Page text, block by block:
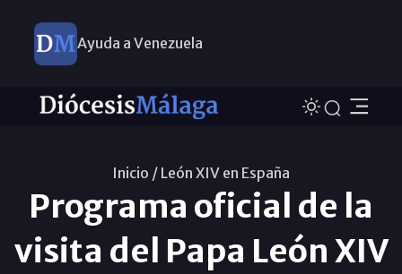
Ayuda a Venezuela
Inicio / León XIV en España
Programa oficial de la
visita del Papa León XIV